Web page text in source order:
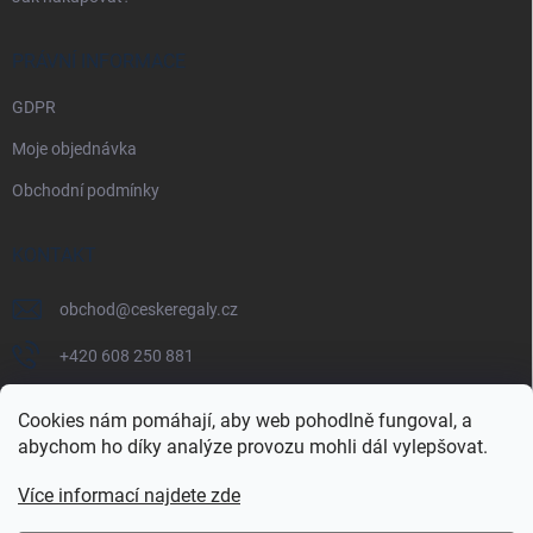
Cookies nám pomáhají, aby web pohodlně fungoval, a
abychom ho díky analýze provozu mohli dál vylepšovat.
Více informací najdete zde
PRÁVNÍ INFORMACE
GDPR
Moje objednávka
Obchodní podmínky
KONTAKT
obchod@ceskeregaly.cz
+420 608 250 881